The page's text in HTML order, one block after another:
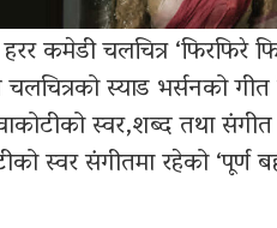
हरर कमेडी चलचित्र ‘फिरफिरे
स्याड भर्सनको
स्वर,शब्द तथा
स्वर संगीतमा रहेको ‘पूर्ण